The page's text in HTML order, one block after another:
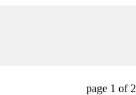
page 1 of 2